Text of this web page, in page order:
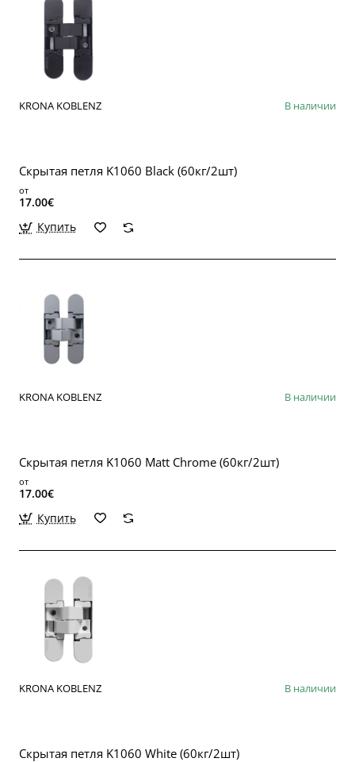
KRONA KOBLENZ В наличии
Скрытая петля K1060 Black (60кг/2шт)
от
17.00€
Купить
KRONA KOBLENZ В наличии
Скрытая петля K1060 Matt Chrome (60кг/2шт)
от
17.00€
Купить
KRONA KOBLENZ В наличии
Скрытая петля K1060 White (60кг/2шт)